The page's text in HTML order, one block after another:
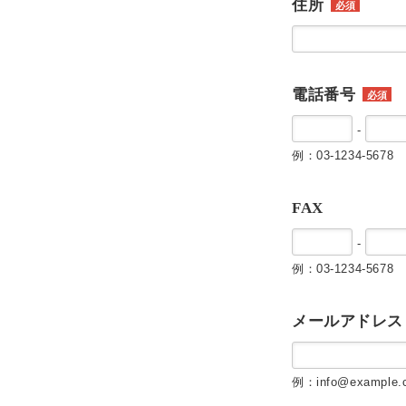
住所 必須
電話番号 必須
-
例：03-1234-5678
FAX
-
例：03-1234-5678
メールアドレス
例：